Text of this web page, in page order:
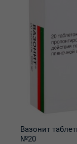
Вазонит
№20